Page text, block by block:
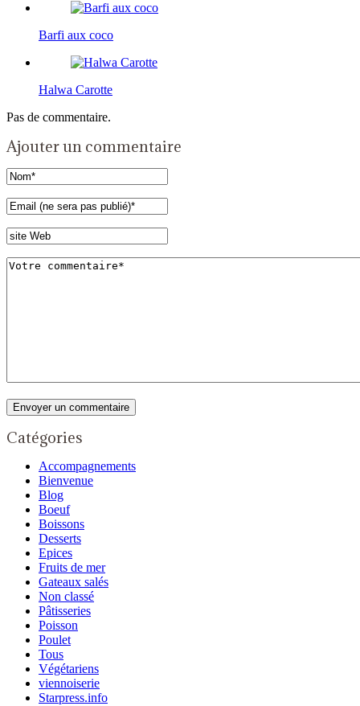
Barfi aux coco
Halwa Carotte
Pas de commentaire.
Ajouter un commentaire
Catégories
Accompagnements
Bienvenue
Blog
Boeuf
Boissons
Desserts
Epices
Fruits de mer
Gateaux salés
Non classé
Pâtisseries
Poisson
Poulet
Tous
Végétariens
viennoiserie
Starpress.info